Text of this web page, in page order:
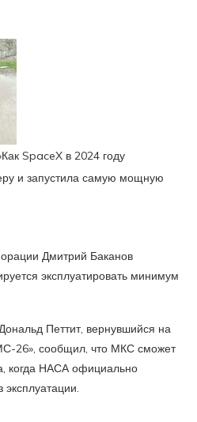
Как SpaceX в 2024 году
и запустила самую мощную
Дмитрий Баканов
эксплуатировать минимум
Петтит, вернувшийся на
26», сообщил, что МКС сможет
когда НАСА официально